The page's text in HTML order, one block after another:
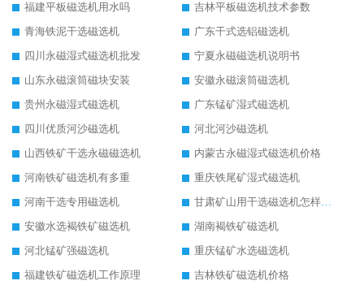
福建平板磁选机用水吗
吉林平板磁选机技术参数
青海铁泥干选磁选机
广东干式选铝磁选机
四川永磁湿式磁选机批发
宁夏永磁磁选机说明书
山东永磁滚筒磁块安装
安徽永磁滚筒磁选机
贵州永磁湿式磁选机
广东锰矿湿式磁选机
四川优质河沙磁选机
河北河沙磁选机
山西铁矿干选永磁磁选机
内蒙古永磁湿式磁选机价格
河南铁矿磁选机有多重
重庆铁尾矿湿式磁选机
河南干选专用磁选机
甘肃矿山用干选磁选机怎样调磁
安徽水选褐铁矿磁选机
湖南褐铁矿磁选机
河北锰矿强磁选机
重庆锰矿水选磁选机
福建铁矿磁选机工作原理
吉林铁矿磁选机价格